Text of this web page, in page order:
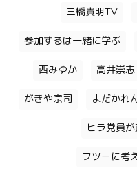
三橋貴明TV
参加するは一緒に学ぶ
西みゆか 高井崇志
がきや宗司 よだかれ
ヒラ党員
フツーに考